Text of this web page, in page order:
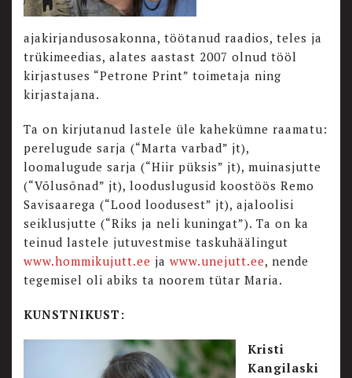
ajakirjandusosakonna, töötanud raadios, teles ja
trükimeedias, alates aastast 2007 olnud tööl
kirjastuses “Petrone Print” toimetaja ning
kirjastajana.
Ta on kirjutanud lastele üle kahekümne raamatu:
perelugude sarja (“Marta varbad” jt),
loomalugude sarja (“Hiir püksis” jt), muinasjutte
(“Võlusõnad” jt), looduslugusid koostöös Remo
Savisaarega (“Lood loodusest” jt), ajaloolisi
seiklusjutte (“Riks ja neli kuningat”). Ta on ka
teinud lastele jutuvestmise taskuhäälingut
www.hommikujutt.ee ja www.unejutt.ee, nende
tegemisel oli abiks ta noorem tütar Maria.
KUNSTNIKUST:
Kristi
Kangilaski